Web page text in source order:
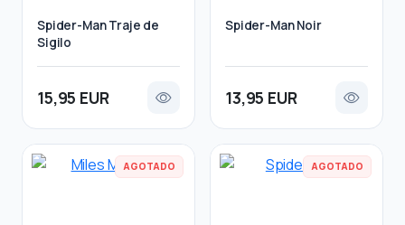
Spider-Man Traje de
Sigilo
15,95 EUR
Spider-Man Noir
13,95 EUR
AGOTADO AGOTADO